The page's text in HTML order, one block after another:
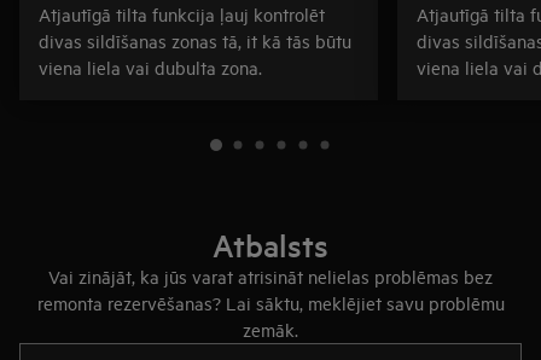
Atjautīgā tilta funkcija ļauj kontrolēt
divas sildīšanas zonas tā, it kā tās būtu
viena liela vai dubulta zona.
Atjautīgā tilta
divas
viena liela vai
Atbalsts
Vai zinājāt, ka jūs varat atrisināt nelielas problēmas bez
remonta rezervēšanas? Lai sāktu, meklējiet savu problēmu
zemāk.